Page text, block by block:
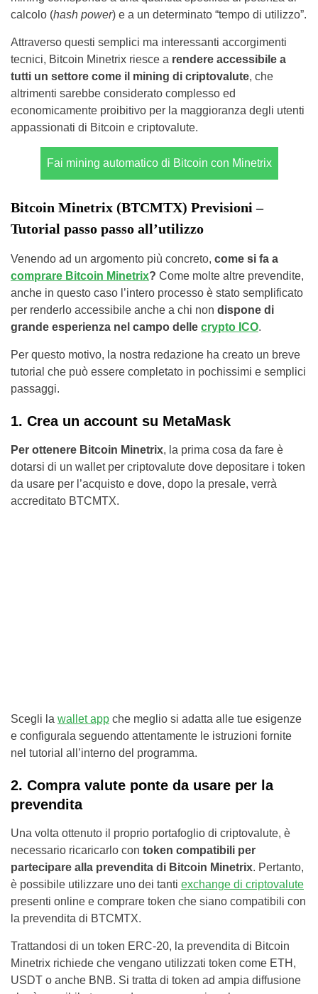
calcolo (hash power) e a un determinato “tempo di utilizzo”.
Attraverso questi semplici ma interessanti accorgimenti
tecnici, Bitcoin Minetrix riesce a rendere accessibile a
tutti un settore come il mining di criptovalute, che
altrimenti sarebbe considerato complesso ed
economicamente proibitivo per la maggioranza degli utenti
appassionati di Bitcoin e criptovalute.
Fai mining automatico di Bitcoin con Minetrix
Bitcoin Minetrix (BTCMTX) Previsioni –
Tutorial passo passo all’utilizzo
Venendo ad un argomento più concreto, come si fa a
comprare Bitcoin Minetrix? Come molte altre prevendite,
anche in questo caso l’intero processo è stato semplificato
per renderlo accessibile anche a chi non dispone di
grande esperienza nel campo delle crypto ICO.
Per questo motivo, la nostra redazione ha creato un breve
tutorial che può essere completato in pochissimi e semplici
passaggi.
1. Crea un account su MetaMask
Per ottenere Bitcoin Minetrix, la prima cosa da fare è
dotarsi di un wallet per criptovalute dove depositare i token
da usare per l’acquisto e dove, dopo la presale, verrà
accreditato BTCMTX.
Scegli la wallet app che meglio si adatta alle tue esigenze
e configurala seguendo attentamente le istruzioni fornite
nel tutorial all’interno del programma.
2. Compra valute ponte da usare per la
prevendita
Una volta ottenuto il proprio portafoglio di criptovalute, è
necessario ricaricarlo con token compatibili per
partecipare alla prevendita di Bitcoin Minetrix. Pertanto,
è possibile utilizzare uno dei tanti exchange di criptovalute
presenti online e comprare token che siano compatibili con
la prevendita di BTCMTX.
Trattandosi di un token ERC-20, la prevendita di Bitcoin
Minetrix richiede che vengano utilizzati token come ETH,
USDT o anche BNB. Si tratta di token ad ampia diffusione